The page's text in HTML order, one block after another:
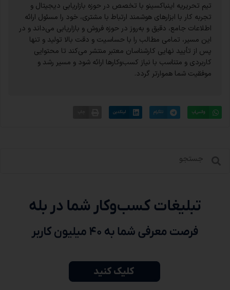
تیم تحریریه اینباکسینو با تخصص در حوزه بازاریابی دیجیتال و
تجربه کار با ابزارهای هوشمند ارتباط با مشتری، خود را مسئول ارائه
اطلاعات جامع، دقیق و به‌روز در حوزه فروش و بازاریابی می‌داند و در
این مسیر، تمامی مطالب را با حساسیت و دقت بالا تولید و تنها
پس از تأیید نهایی کارشناسان معتبر منتشر می‌کند تا محتوایی
کاربردی و متناسب با نیاز کسب‌وکارها ارائه شود و مسیر رشد و
موفقیت شما هموارتر گردد.
واتس‌اپ تلگرام لینکدین